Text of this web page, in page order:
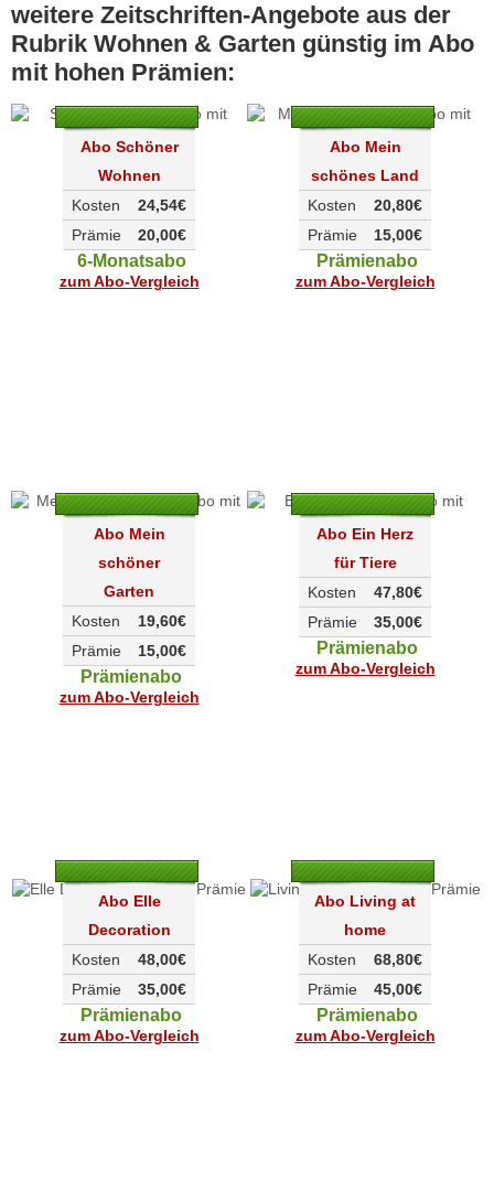
weitere Zeitschriften-Angebote aus der
Rubrik Wohnen & Garten günstig im Abo
mit hohen Prämien:
Abo Schöner
Wohnen
24,54€
Kosten
20,00€
Prämie
6-Monatsabo
zum Abo-Vergleich
Abo Mein
schönes Land
20,80€
Kosten
15,00€
Prämie
Prämienabo
zum Abo-Vergleich
Abo Mein
schöner
Garten
19,60€
Kosten
15,00€
Prämie
Prämienabo
zum Abo-Vergleich
Abo Ein Herz
für Tiere
47,80€
Kosten
35,00€
Prämie
Prämienabo
zum Abo-Vergleich
Abo Elle
Decoration
48,00€
Kosten
35,00€
Prämie
Prämienabo
zum Abo-Vergleich
Abo Living at
home
68,80€
Kosten
45,00€
Prämie
Prämienabo
zum Abo-Vergleich